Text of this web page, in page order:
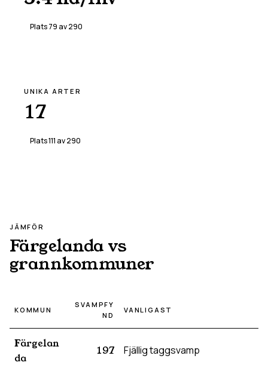
Plats79 av290
UNIKA ARTER
17
Plats111 av290
JÄMFÖR
Färgelanda vs
grannkommuner
KOMMUN
SVAMPFY
ND
VANLIGAST
Färgelan
da
197 Fjällig taggsvamp